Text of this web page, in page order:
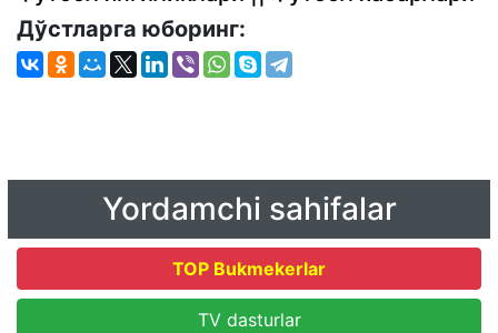
Дўстларга юборинг:
Yordamchi sahifalar
TOP Bukmekerlar
TV dasturlar